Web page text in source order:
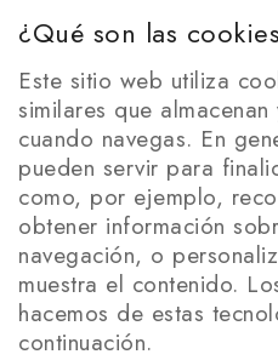
¿Qué son las
Este sitio web utiliza
similares que
cuando navegas. En
pueden servir para
como, por ejemplo,
obtener información
navegación, o
muestra el contenido.
hacemos de estas
continuación.